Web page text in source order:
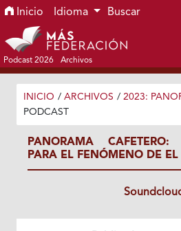
Ir al menú de navegación principal
Ir al contenido principal
Ir al pie de página del sitio
Inicio Idioma Buscar
Podcast 2026 Archivos
INICIO / ARCHIVOS / 2023:
PODCAST
PANORAMA CAFETERO:
PARA EL FENÓMENO DE